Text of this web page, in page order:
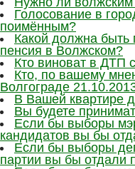
Голосование в
поимённым?
Какой должна быть
пенсия в Волжском?
Кто виноват в ДТП
Кто, по вашему
Волгограде
В Вашей квартире
Вы будете
Если бы выборы
кандидатов вы бы
Если бы выборы
партии вы бы отдали